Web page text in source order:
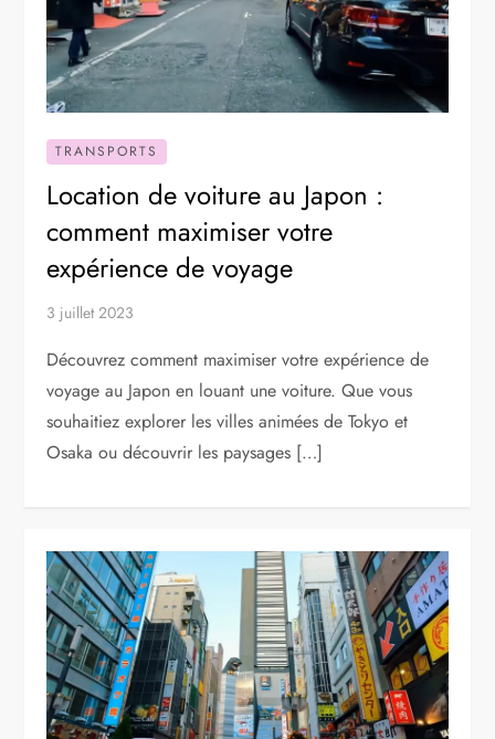
TRANSPORTS
Location de voiture au Japon :
comment maximiser votre
expérience de voyage
3 juillet 2023
Découvrez comment maximiser votre expérience de
voyage au Japon en louant une voiture. Que vous
souhaitiez explorer les villes animées de Tokyo et
Osaka ou découvrir les paysages […]